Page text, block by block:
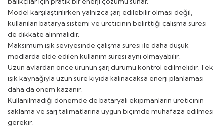
Model karşılaştırılırken yalnızca şarj edilebilir olması değil,
kullanılan batarya sistemi ve üreticinin belirttiği çalışma süresi
de dikkate alınmalıdır.
Maksimum ışık seviyesinde çalışma süresi ile daha düşük
modlarda elde edilen kullanım süresi aynı olmayabilir.
Uzun avlardan önce ürünün şarj durumu kontrol edilmelidir. Tek
ışık kaynağıyla uzun süre kıyıda kalınacaksa enerji planlaması
daha da önem kazanır.
Kullanılmadığı dönemde de bataryalı ekipmanların üreticinin
saklama ve şarj talimatlarına uygun biçimde muhafaza edilmesi
gerekir.